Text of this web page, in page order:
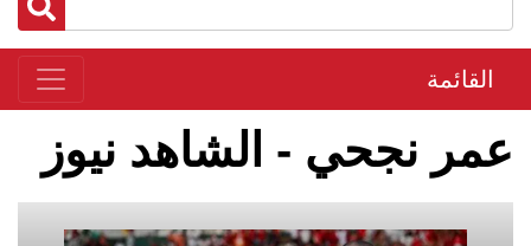
القائمة
عمر نجحي - الشاهد نيوز